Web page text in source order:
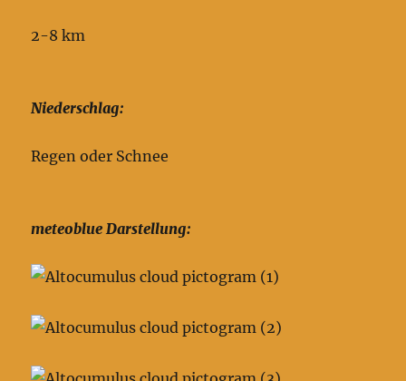
2-8 km
Niederschlag:
Regen oder Schnee
meteoblue Darstellung: